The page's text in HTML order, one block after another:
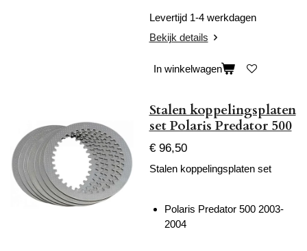
Levertijd 1-4 werkdagen
Bekijk details
In winkelwagen
Stalen koppelingsplaten
set Polaris Predator 500
€ 96,50
Stalen koppelingsplaten set
Polaris Predator 500 2003-
2004